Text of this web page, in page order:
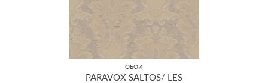
ОБОИ
PARAVOX SALTOS/ LES